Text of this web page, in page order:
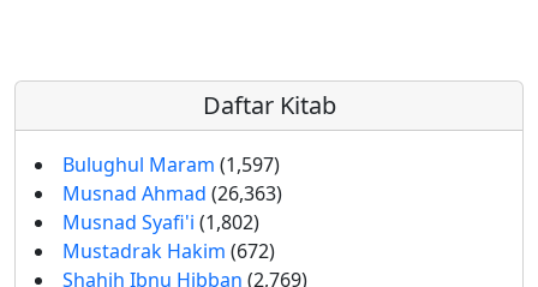
Daftar Kitab
Bulughul Maram (1,597)
Musnad Ahmad (26,363)
Musnad Syafi'i (1,802)
Mustadrak Hakim (672)
Shahih Ibnu Hibban (2,769)